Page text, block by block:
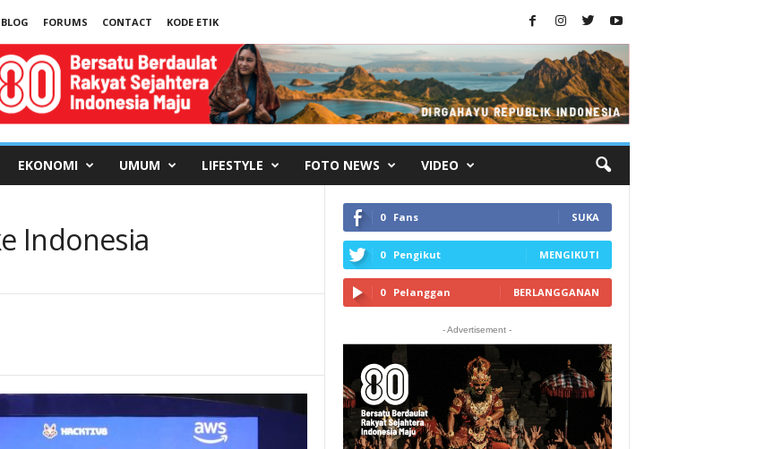
BLOG FORUMS CONTACT
KODE ETIK
EKONOMI UMUM LIFESTYLE FOTO NEWS VIDEO
Indonesia
0 Fans SUKA
0 Pengikut MENGIKUTI
0 Pelanggan BERLANGGANAN
- Advertisement -